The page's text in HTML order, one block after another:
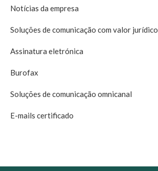
Notícias da empresa
Soluções de comunicação com valor jurídico
Assinatura eletrónica
Burofax
Soluções de comunicação omnicanal
E-mails certificado